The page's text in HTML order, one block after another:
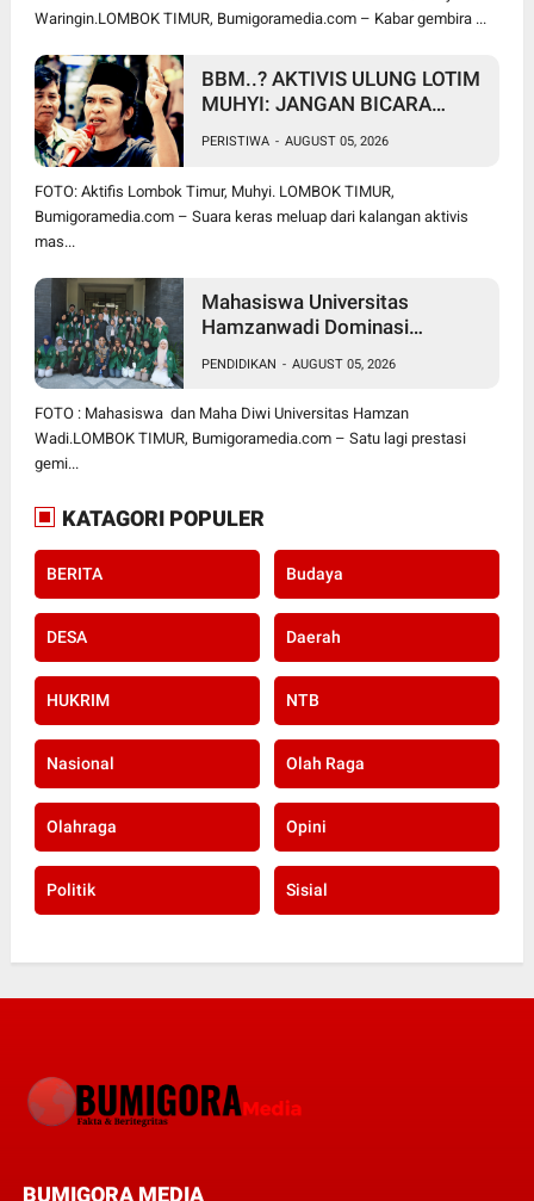
Waringin.LOMBOK TIMUR, Bumigoramedia.com – Kabar gembira ...
BBM..? AKTIVIS ULUNG LOTIM
MUHYI: JANGAN BICARA
BUPATI WAJIB CARI SOLUSI,
BUKAN SURUH RAKYAT DIAM
DI RUMAH
PERISTIWA - AUGUST 05, 2026
FOTO: Aktifis Lombok Timur, Muhyi. LOMBOK TIMUR,
Bumigoramedia.com – Suara keras meluap dari kalangan aktivis
mas...
Mahasiswa Universitas
Hamzanwadi Dominasi
Harumkan NTB di Tingkat
Nasional
PENDIDIKAN - AUGUST 05, 2026
FOTO : Mahasiswa dan Maha Diwi Universitas Hamzan
Wadi.LOMBOK TIMUR, Bumigoramedia.com – Satu lagi prestasi
gemi...
KATAGORI POPULER
BERITA Budaya
DESA Daerah
HUKRIM NTB
Nasional Olah Raga
Olahraga Opini
Politik Sisial
BUMIGORA MEDIA